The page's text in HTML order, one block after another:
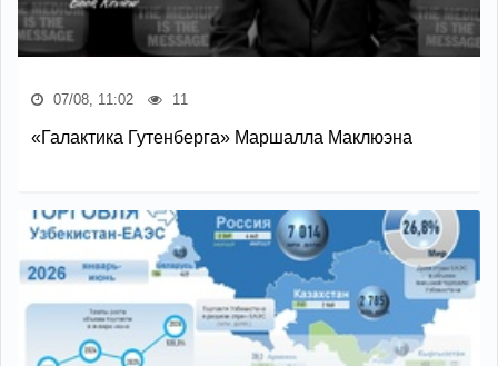
07/08, 11:02 11
«Галактика Гутенберга» Маршалла Маклюэна